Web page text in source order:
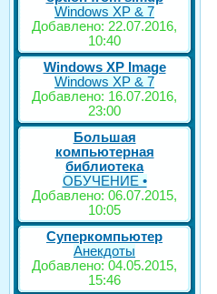
Windows XP & 7
Добавлено: 22.07.2016,
10:40
Windows XP Image
Windows XP & 7
Добавлено: 16.07.2016,
23:00
Большая
компьютерная
библиотека
ОБУЧЕНИЕ •
Добавлено: 06.07.2015,
10:05
Суперкомпьютер
Анекдоты
Добавлено: 04.05.2015,
15:46